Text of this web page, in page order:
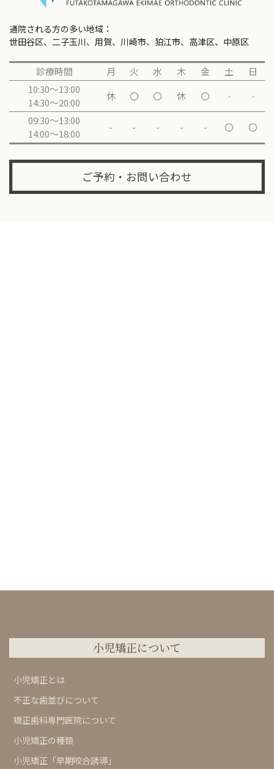
通院される方の多い地域：
世田谷区、二子玉川、用賀、川崎市、狛江市、高津区、中原区
診療時間 月 火 水 木 金 土
日
10:30～13:00
14:30～20:00
休 〇 〇 休 〇 -
-
09:30～13:00
14:00～18:00
- - - - - 〇 〇
ご予約・お問い合わせ
小児矯正について
小児矯正とは
不正な歯並びについて
矯正歯科専門医院について
小児矯正の種類
小児矯正「早期咬合誘導」